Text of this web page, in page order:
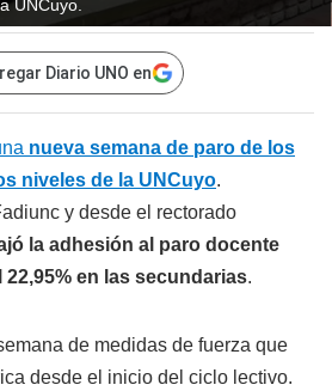
UNCuyo.
Diario UNO en
nueva semana de paro de los
niveles de la UNCuyo.
y desde el rectorado
la adhesión al paro docente
en las secundarias.
de medidas de fuerza que
desde el inicio del ciclo lectivo.